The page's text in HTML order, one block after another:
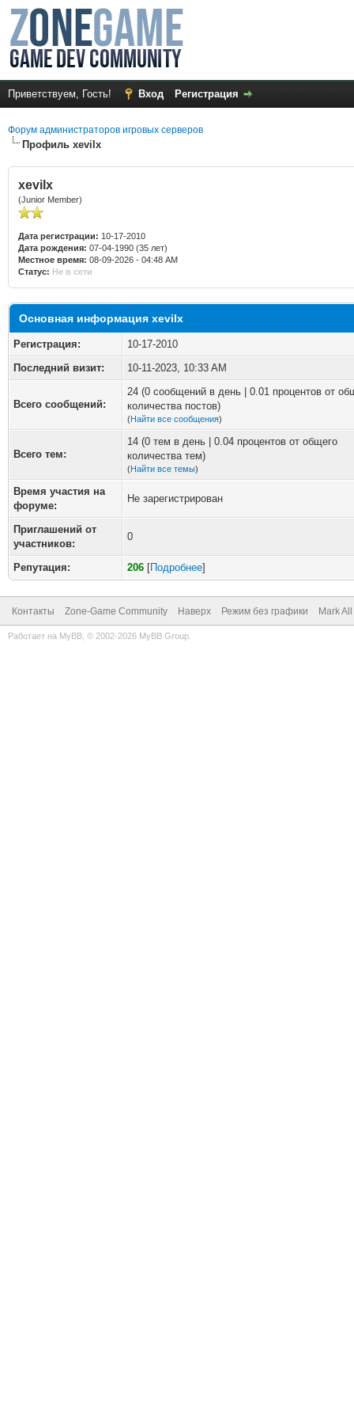
Приветствуем, Гость! Вход Регистрация
Форум администраторов игровых серверов
Профиль xevilx
xevilx
(Junior Member)
Дата регистрации: 10-17-2010
Дата рождения: 07-04-1990 (35 лет)
Местное время: 08-09-2026 - 04:48 AM
Статус: Не в сети
Основная информация xevilx
Регистрация:
10-17-2010
Последний визит:
10-11-2023, 10:33 AM
Всего сообщений:
24 (0 сообщений в день | 0.01 процентов от
количества постов)
(Найти все сообщения)
Всего тем:
14 (0 тем в день | 0.04 процентов от общего
количества тем)
(Найти все темы)
Время участия на
форуме:
Не зарегистрирован
Приглашений от
участников:
0
Репутация: 206 [Подробнее]
Контакты Zone-Game Community Наверх Режим без графики Mark
Работает на MyBB , © 2002-2026 MyBB Group